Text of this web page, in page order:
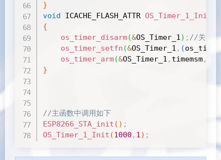
}
void ICACHE_FLASH_ATTR OS_Timer_1_Init
{
os_timer_disarm(&OS_Timer_1) ; //关闭软
os_timer_setfn (&OS_Timer_1 , (
os_timer_arm(&OS_Timer_1 , timemsm,
}
//主函数中调用如下
ESP8266_STA_init ( ) ;
OS_Timer_1_Init (1000 , 1) ;